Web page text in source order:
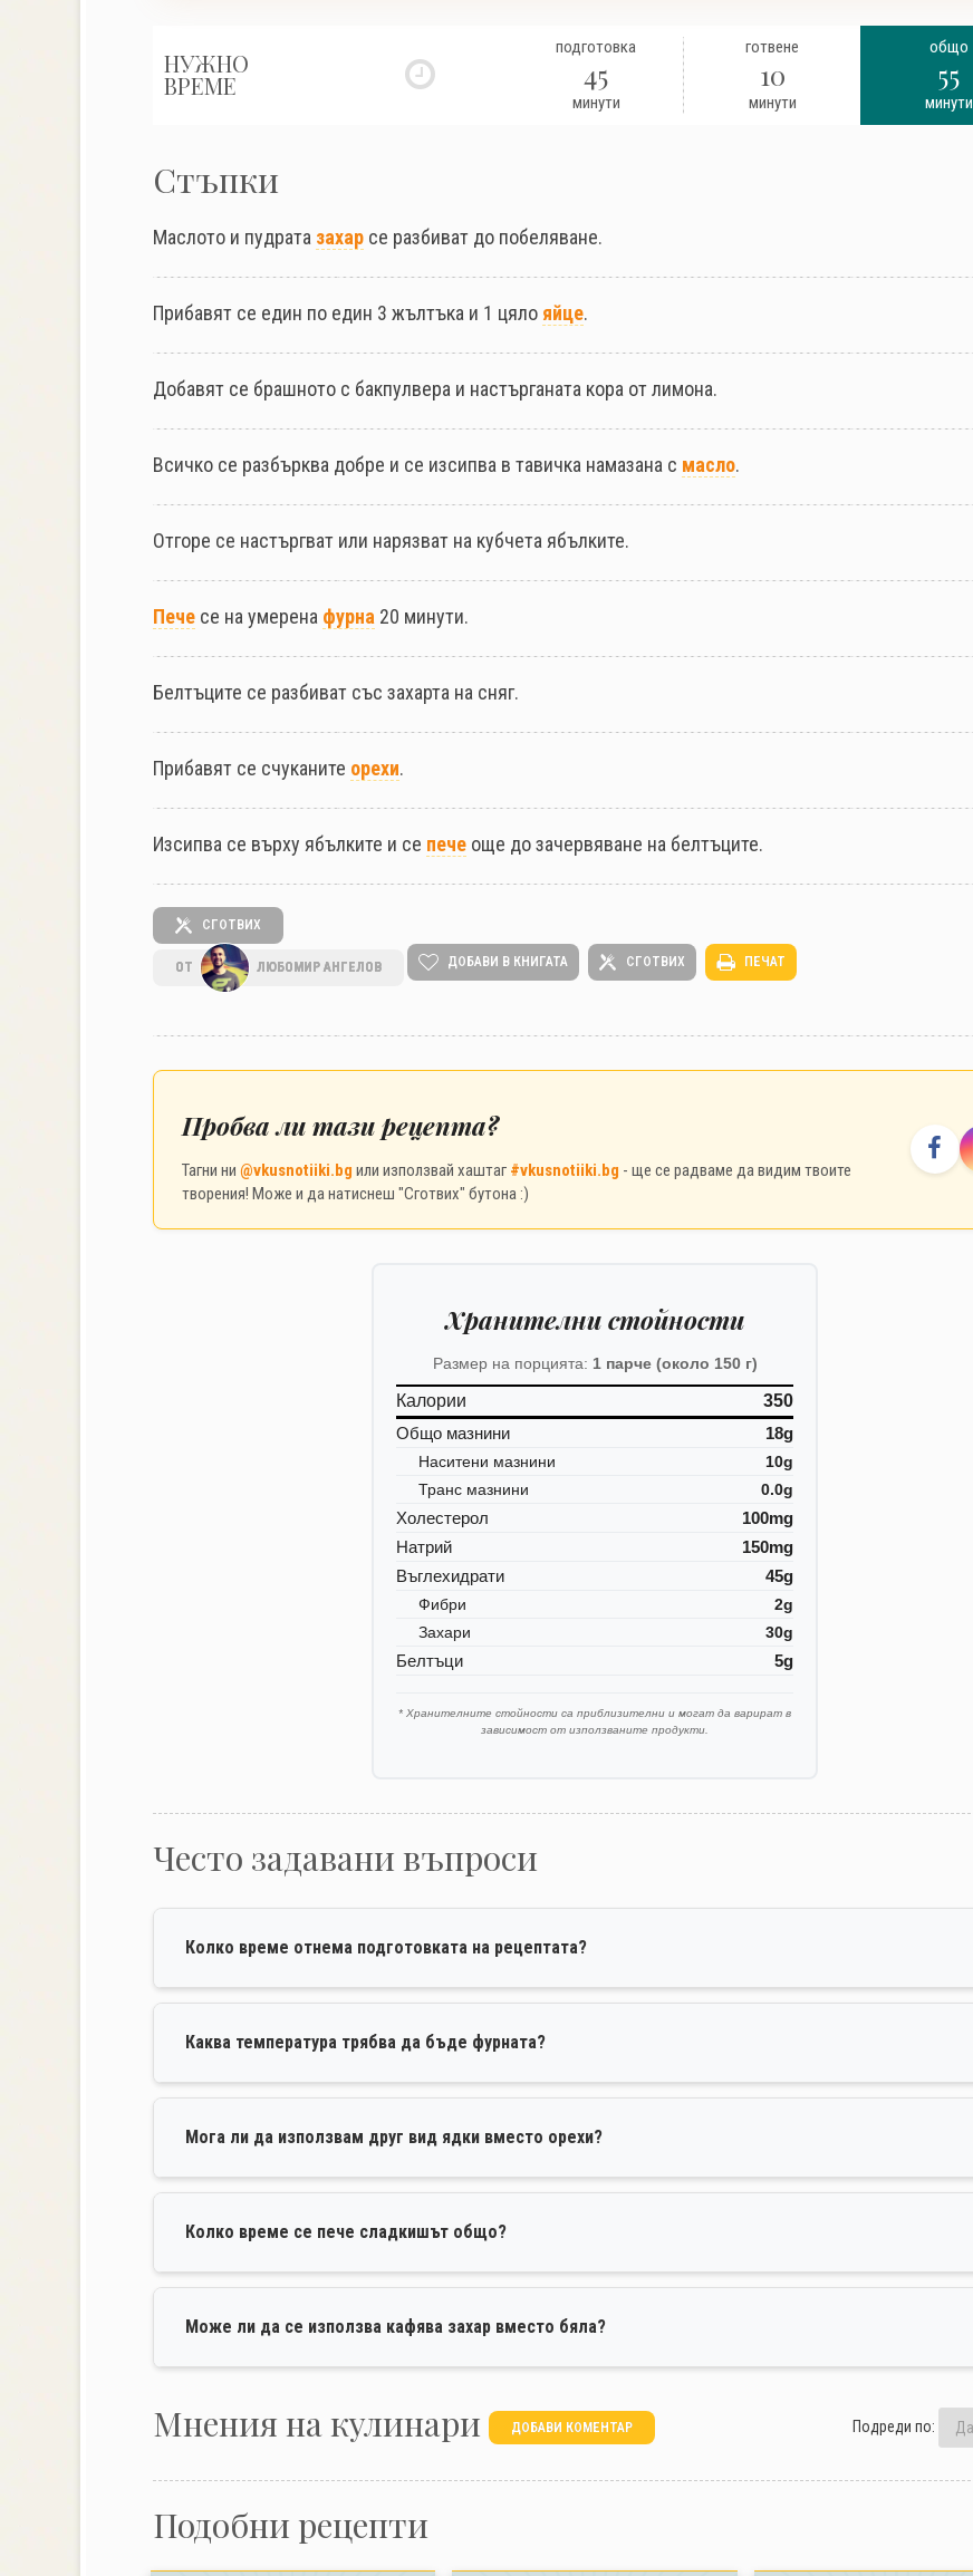
НУЖНО
ВРЕМЕ
подготовка
45
минути
готвене
10
минути
общо
55
минути
Стъпки
Маслото и пудрата захар се разбиват до побеляване.
Прибавят се един по един 3 жълтъка и 1 цяло яйце.
Добавят се брашното с бакпулвера и настърганата кора от лимона.
Всичко се разбърква добре и се изсипва в тавичка намазана с масло.
Отгоре се настъргват или нарязват на кубчета ябълките.
Пече се на умерена фурна 20 минути.
Белтъците се разбиват със захарта на сняг.
Прибавят се счуканите орехи.
Изсипва се върху ябълките и се пече още до зачервяване на белтъците.
СГОТВИХ
ОТ ЛЮБОМИР АНГЕЛОВ ДОБАВИ В КНИГАТА СГОТВИХ ПЕЧАТ
Пробва ли тази рецепта?
Тагни ни @vkusnotiiki.bg или използвай хаштаг #vkusnotiiki.bg - ще се радваме да видим твоите
творения! Може и да натиснеш "Сготвих" бутона :)
Хранителни стойности
Размер на порцията: 1 парче (около 150 г)
Калории
350
Общо мазнини
18g
Наситени мазнини
10g
Транс мазнини
0.0g
Холестерол
100mg
Натрий
150mg
Въглехидрати
45g
Фибри
2g
Захари
30g
Белтъци 5g
* Хранителните стойности са приблизителни и могат да варират в
зависимост от използваните продукти.
Често задавани въпроси
Колко време отнема подготовката на рецептата?
Каква температура трябва да бъде фурната?
Мога ли да използвам друг вид ядки вместо орехи?
Колко време се пече сладкишът общо?
Може ли да се използва кафява захар вместо бяла?
Mнения на кулинари ДОБАВИ КОМЕНТАР Подреди по:
Подобни рецепти